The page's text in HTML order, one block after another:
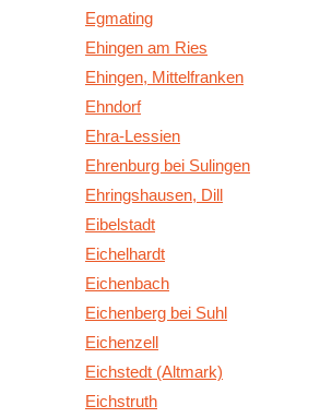
Egmating
Ehingen am Ries
Ehingen, Mittelfranken
Ehndorf
Ehra-Lessien
Ehrenburg bei Sulingen
Ehringshausen, Dill
Eibelstadt
Eichelhardt
Eichenbach
Eichenberg bei Suhl
Eichenzell
Eichstedt (Altmark)
Eichstruth